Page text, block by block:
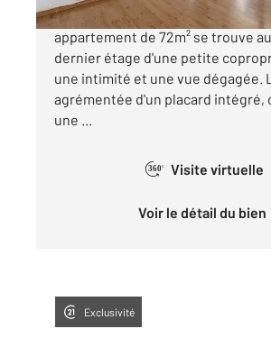
Au cœur du quartier de la Petite
appartement de 72m² se trouve
dernier étage d'une petite
une intimité et une vue dégagée.
agrémentée d'un placard intégré,
une ...
360° Visite virtuelle
Voir le détail du bien
Exclusivité